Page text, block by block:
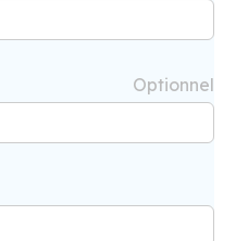
Optionnel